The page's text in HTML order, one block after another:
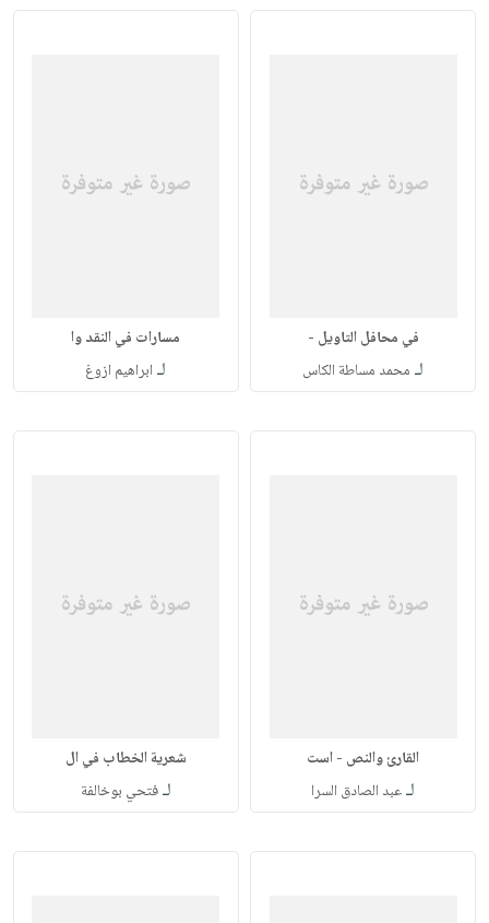
في محافل التاويل -
لـ محمد مساطة الكاس
مسارات في النقد وا
لـ ابراهيم ازوغ
القارئ والنص - است
لـعبد الصادق السرا
شعرية الخطاب في ال
لـفتحي بوخالفة